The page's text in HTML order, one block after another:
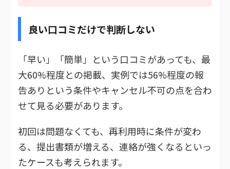
良い口コミだけで判断しない
「早い」「簡単」という口コミがあっても、最
大60%程度との掲載、実例では56%程度の報
告ありという条件やキャンセル不可の点を合わ
せて見る必要があります。
初回は問題なくても、再利用時に条件が変わ
る、提出書類が増える、連絡が強くなるといっ
たケースも考えられます。